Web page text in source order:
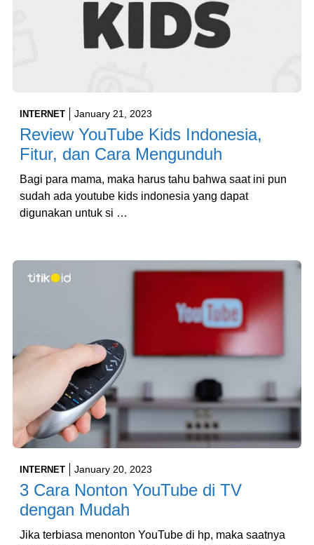
INTERNET January 21, 2023
Review YouTube Kids Indonesia,
Fitur, dan Cara Mengunduh
Bagi para mama, maka harus tahu bahwa saat ini pun
sudah ada youtube kids indonesia yang dapat
digunakan untuk si …
INTERNET January 20, 2023
3 Cara Nonton YouTube di TV
dengan Mudah
Jika terbiasa menonton YouTube di hp, maka saatnya